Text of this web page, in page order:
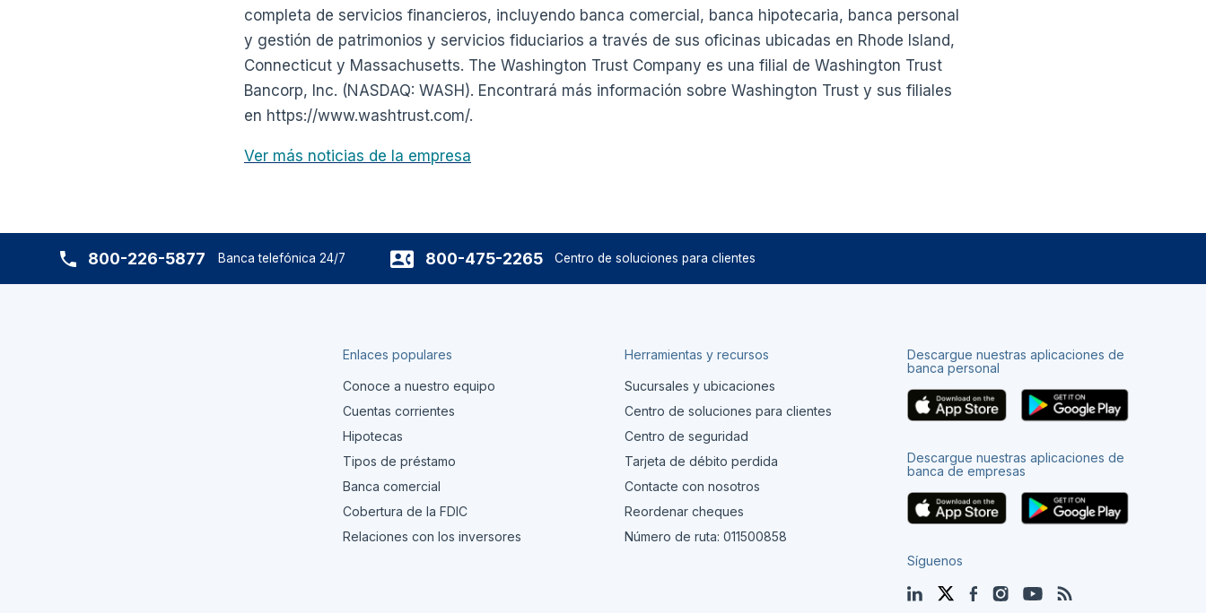
completa de servicios financieros, incluyendo banca comercial, banca hipotecaria, banca personal
y gestión de patrimonios y servicios fiduciarios a través de sus oficinas ubicadas en Rhode Island,
Connecticut y Massachusetts. The Washington Trust Company es una filial de Washington Trust
Bancorp, Inc. (NASDAQ: WASH). Encontrará más información sobre Washington Trust y sus filiales
en https://www.washtrust.com/.
Ver más noticias de la empresa
800-226-5877 Banca telefónica 24/7 800-475-2265 Centro de soluciones para clientes
Enlaces populares
Conoce a nuestro equipo
Cuentas corrientes
Hipotecas
Tipos de préstamo
Banca comercial
Cobertura de la FDIC
Relaciones con los inversores
Herramientas y recursos
Sucursales y ubicaciones
Centro de soluciones para clientes
Centro de seguridad
Tarjeta de débito perdida
Contacte con nosotros
Reordenar cheques
Número de ruta: 011500858
Descargue nuestras aplicaciones de
banca personal
Descargue nuestras aplicaciones de
banca de empresas
Síguenos
LinkedInTwitterFacebook
InstagramYouTube
Blog